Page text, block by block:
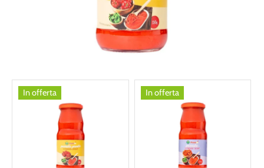
In offerta In offerta